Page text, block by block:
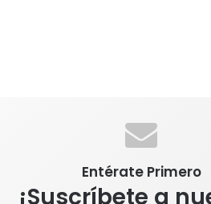
Entérate Primero
¡Suscríbete a